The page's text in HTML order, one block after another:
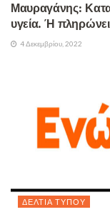
Μαυραγάνης:
υγεία. Ή
4 Δεκεμβρίου, 2022
ΔΕΛΤΊΑ ΤΎΠΟΥ